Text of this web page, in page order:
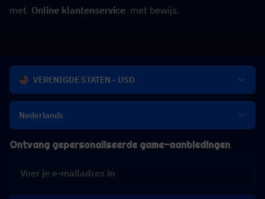
met Online klantenservice
  met bewijs.
VERENIGDE STATEN - USD
Nederlands
Ontvang gepersonaliseerde game-aanbiedingen